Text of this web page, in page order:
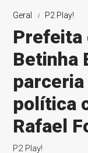
Geral P2 Play!
Prefeita
Betinha
política
Rafael
P2 Play!